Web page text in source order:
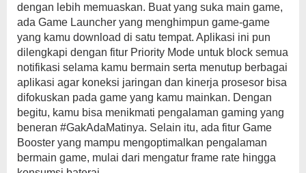
dengan lebih memuaskan. Buat yang suka main game,
ada Game Launcher yang menghimpun game-game
yang kamu download di satu tempat. Aplikasi ini pun
dilengkapi dengan fitur Priority Mode untuk block semua
notifikasi selama kamu bermain serta menutup berbagai
aplikasi agar koneksi jaringan dan kinerja prosesor bisa
difokuskan pada game yang kamu mainkan. Dengan
begitu, kamu bisa menikmati pengalaman gaming yang
beneran #GakAdaMatinya. Selain itu, ada fitur Game
Booster yang mampu mengoptimalkan pengalaman
bermain game, mulai dari mengatur frame rate hingga